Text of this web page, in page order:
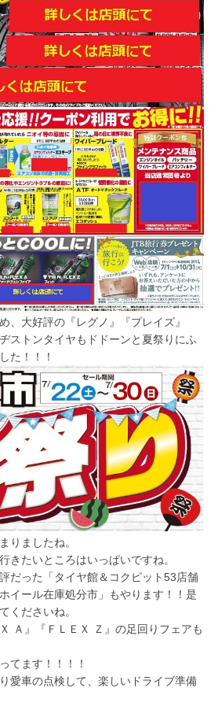
、大好評の『レグノ』『プレイズ』
ストンタイヤもドドーンと夏祭りにふ
た！！！
りましたね。
きたいところはいっぱいですね。
だった「タイヤ館＆コクピット53店舗
イール在庫処分市」もやります！！是
くださいね。
Ａ』『ＦＬＥＸ Ｚ』の足回りフェアも
てます！！！！
愛車の点検して、楽しいドライブ準備